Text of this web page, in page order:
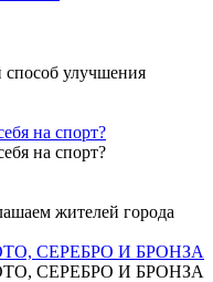
улучшения
на спорт?️
на спорт?
жителей города
СЕРЕБРО И БРОНЗА
СЕРЕБРО И БРОНЗА